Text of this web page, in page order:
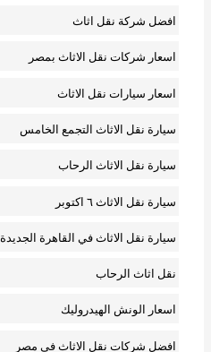
افضل شركة نقل اثاث
اسعار شركات نقل الاثاث بمصر
اسعار سيارات نقل الاثاث
سيارة نقل الاثاث التجمع الخامس
سيارة نقل الاثاث الرحاب
سيارة نقل الاثاث ٦ اكتوبر
سيارة نقل الاثاث في القاهرة الجديدة
نقل اثاث الرحاب
اسعار الونش الهيدروليك
افضل شركات نقل الاثاث في مصر